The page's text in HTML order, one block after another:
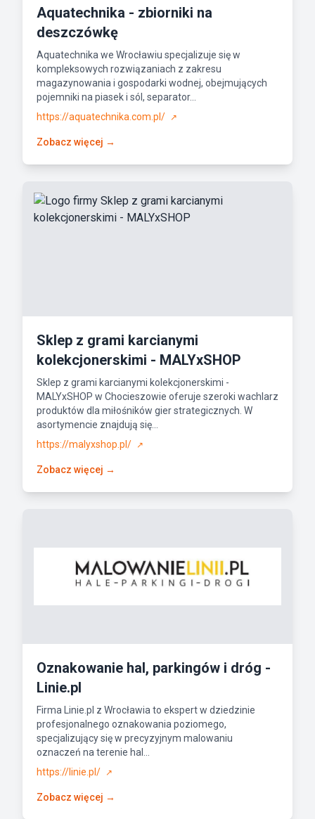
Aquatechnika - zbiorniki na
deszczówkę
Aquatechnika we Wrocławiu specjalizuje się w
kompleksowych rozwiązaniach z zakresu
magazynowania i gospodarki wodnej, obejmujących
pojemniki na piasek i sól, separator...
https://aquatechnika.com.pl/
↗
Zobacz więcej →
Sklep z grami karcianymi
kolekcjonerskimi - MALYxSHOP
Sklep z grami karcianymi kolekcjonerskimi -
MALYxSHOP w Chocieszowie oferuje szeroki wachlarz
produktów dla miłośników gier strategicznych. W
asortymencie znajdują się...
https://malyxshop.pl/
↗
Zobacz więcej →
Oznakowanie hal, parkingów i dróg -
Linie.pl
Firma Linie.pl z Wrocławia to ekspert w dziedzinie
profesjonalnego oznakowania poziomego,
specjalizujący się w precyzyjnym malowaniu
oznaczeń na terenie hal...
https://linie.pl/
↗
Zobacz więcej →